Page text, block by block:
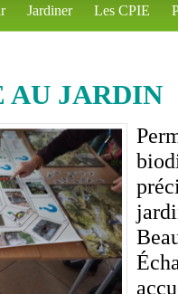
Jardiner Les CPIE
AU JARDIN